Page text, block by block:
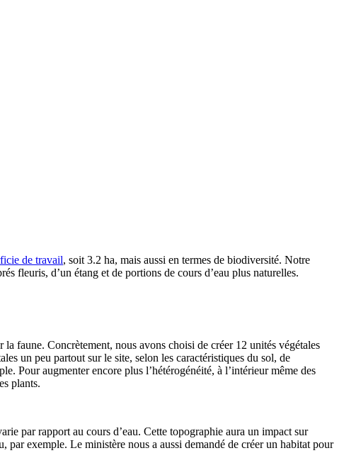
de travail, soit 3.2 ha, mais aussi en termes de biodiversité. Notre
fleuris, d’un étang et de portions de cours d’eau plus naturelles.
faune. Concrètement, nous avons choisi de créer 12 unités végétales
un peu partout sur le site, selon les caractéristiques du sol, de
Pour augmenter encore plus l’hétérogénéité, à l’intérieur même des
plants.
par rapport au cours d’eau. Cette topographie aura un impact sur
par exemple. Le ministère nous a aussi demandé de créer un habitat pour